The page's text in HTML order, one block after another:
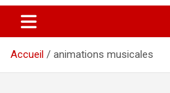
Accueil animations musicales